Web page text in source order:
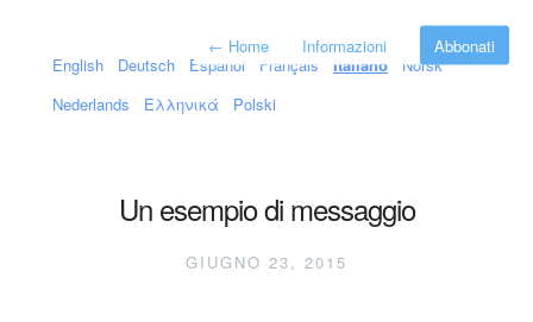
← Home Informazioni
Abbonati
English
Deutsch Español Français Italiano
Norsk
Nederlands
Ελληνικά Polski
Un esempio di messaggio
GIUGNO 23, 2015